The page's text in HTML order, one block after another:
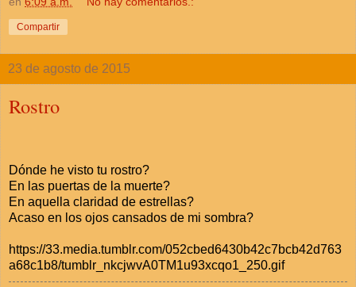
Compartir
23 de agosto de 2015
Rostro
Dónde he visto tu rostro?
En las puertas de la muerte?
En aquella claridad de estrellas?
Acaso en los ojos cansados de mi sombra?
https://33.media.tumblr.com/052cbed6430b42c7bcb42d763
a68c1b8/tumblr_nkcjwvA0TM1u93xcqo1_250.gif